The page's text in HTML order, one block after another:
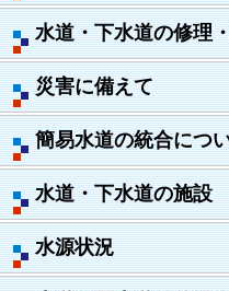
水道・下水道の修理
災害に備えて
簡易水道の統合につ
水道・下水道の施設
水源状況